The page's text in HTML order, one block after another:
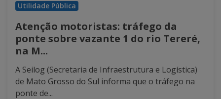
Utilidade Pública
Atenção motoristas: tráfego da
ponte sobre vazante 1 do rio Tereré,
na M...
A Seilog (Secretaria de Infraestrutura e Logística)
de Mato Grosso do Sul informa que o tráfego na
ponte de...